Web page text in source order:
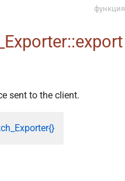
sent to the client.